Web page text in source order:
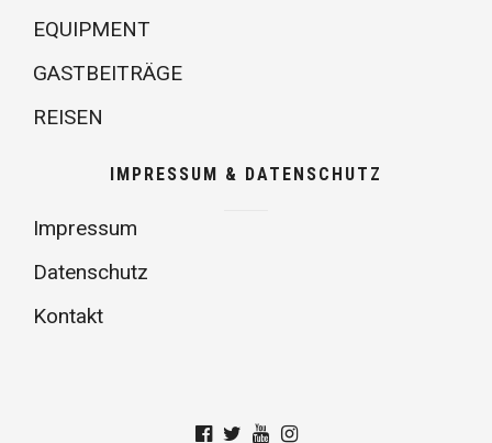
EQUIPMENT
GASTBEITRÄGE
REISEN
IMPRESSUM & DATENSCHUTZ
Impressum
Datenschutz
Kontakt